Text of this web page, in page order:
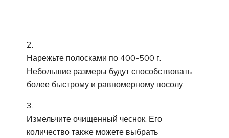
Нарежьте полосками по 400-500 г.
Небольшие размеры будут способствовать
более быстрому и равномерному посолу.
Измельчите очищенный чеснок. Его
количество также можете выбрать